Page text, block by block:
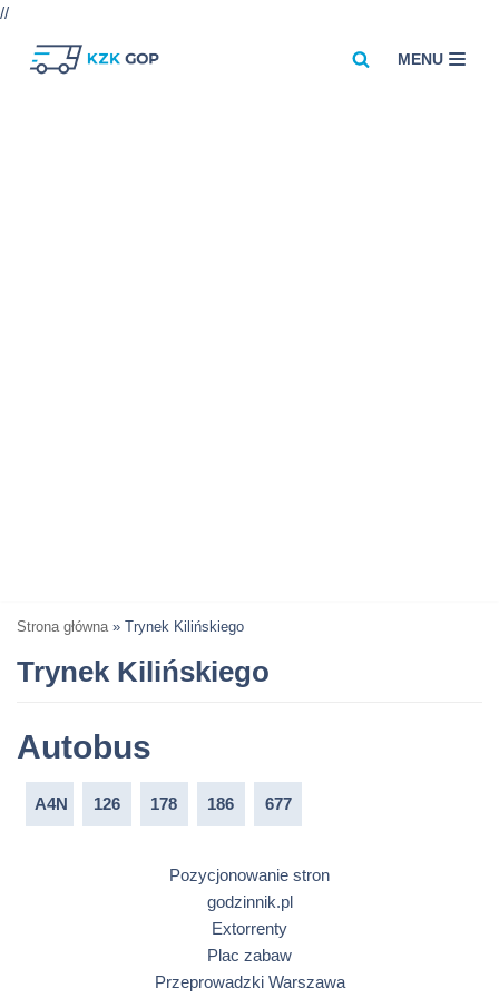
//
MENU
Strona główna » Trynek Kilińskiego
Trynek Kilińskiego
Autobus
A4N 126 178 186 677
Pozycjonowanie stron
godzinnik.pl
Extorrenty
Plac zabaw
Przeprowadzki Warszawa